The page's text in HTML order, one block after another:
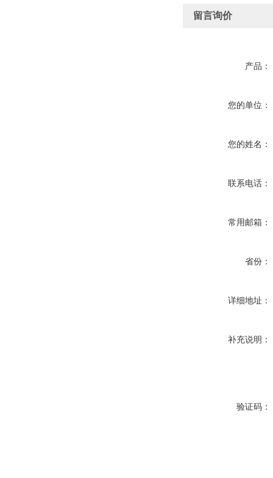
留言询价
产品：
您的单位：
您的姓名：
联系电话：
常用邮箱：
省份：
详细地址：
补充说明：
验证码：